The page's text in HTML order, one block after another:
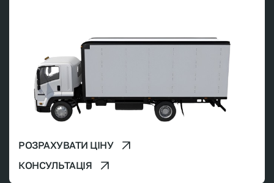
РОЗРАХУВАТИ ЦІНУ
КОНСУЛЬТАЦІЯ